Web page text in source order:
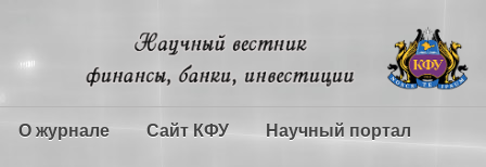
О журнале Сайт КФУ Научный портал